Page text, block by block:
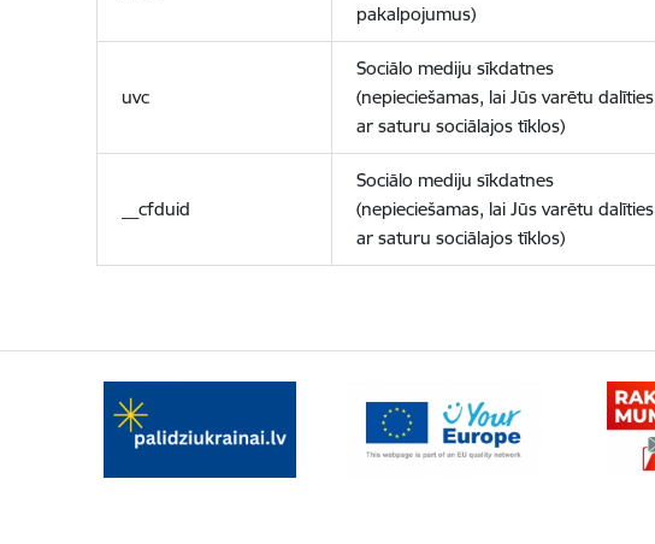
pakalpojumus)
uvc
Sociālo mediju sīkdatnes
(nepieciešamas, lai Jūs varētu dalīties
ar saturu sociālajos tīklos)
__cfduid
Sociālo mediju sīkdatnes
(nepieciešamas, lai Jūs varētu dalīties
ar saturu sociālajos tīklos)